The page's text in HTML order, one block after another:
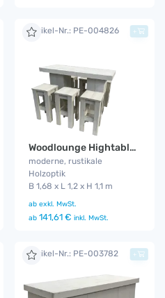
Artikel-Nr.: PE-004826
Woodlounge Hightable Set V1
moderne, rustikale
Holzoptik
B 1,68 x L 1,2 x H 1,1 m
ab exkl. MwSt.
ab 141,61 € inkl. MwSt.
+
Artikel-Nr.: PE-003782 +